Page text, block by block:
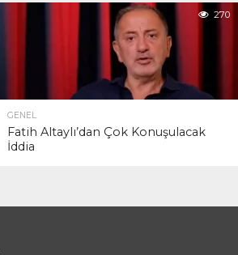
270
GENEL
Fatih Altaylı’dan Çok Konuşulacak
İddia